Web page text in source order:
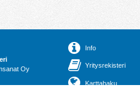
Oy
Info
Yritysrekisteri
Karttahaku